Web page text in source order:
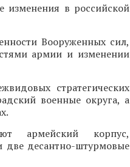
изменения в российской
Вооруженных сил,
армии и изменении
стратегических
военные округа, а
армейский корпус,
две десантно-штурмовые